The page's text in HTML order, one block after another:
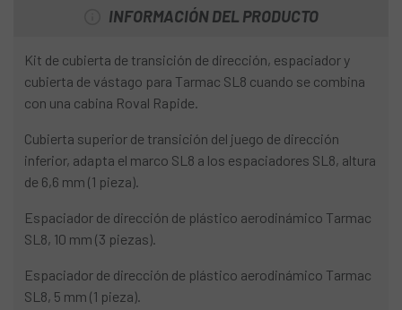
INFORMACIÓN DEL PRODUCTO
Kit de cubierta de transición de dirección, espaciador y
cubierta de vástago para Tarmac SL8 cuando se combina
con una cabina Roval Rapide.
Cubierta superior de transición del juego de dirección
inferior, adapta el marco SL8 a los espaciadores SL8, altura
de 6,6 mm (1 pieza).
Espaciador de dirección de plástico aerodinámico Tarmac
SL8, 10 mm (3 piezas).
Espaciador de dirección de plástico aerodinámico Tarmac
SL8, 5 mm (1 pieza).